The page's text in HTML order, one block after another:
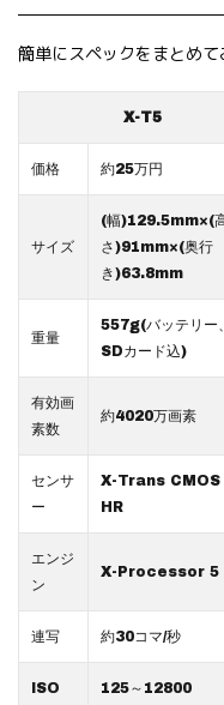
簡単にスペックをまとめて
X-T5
価格 約25万円
サイズ
(幅)129.5mm×(
さ)91mm×(奥行
き)63.8mm
重量
557g(バッテリー、
SDカード込)
有効画
素数
約4020万画素
センサ
ー
X-Trans CMOS
HR
エンジ
ン
X-Processor 5
連写 約30コマ/秒
ISO 125～12800